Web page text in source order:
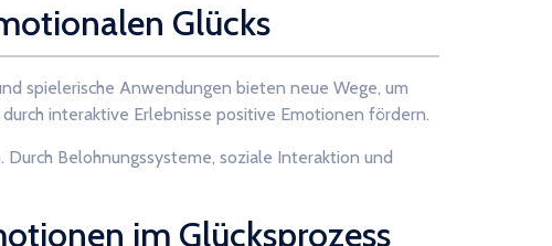
Glücks
spielerische Anwendungen bieten neue Wege, um
interaktive Erlebnisse positive Emotionen fördern.
Belohnungssysteme, soziale Interaktion und
im Glücksprozess